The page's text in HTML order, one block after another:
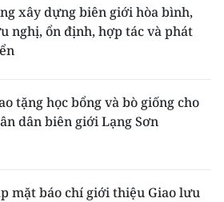
xây dựng biên giới hòa bình,
nghị, ổn định, hợp tác và phát
tặng học bổng và bò giống cho
dân biên giới Lạng Sơn
mặt báo chí giới thiệu Giao lưu